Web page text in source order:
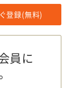
登録(無料)
員に